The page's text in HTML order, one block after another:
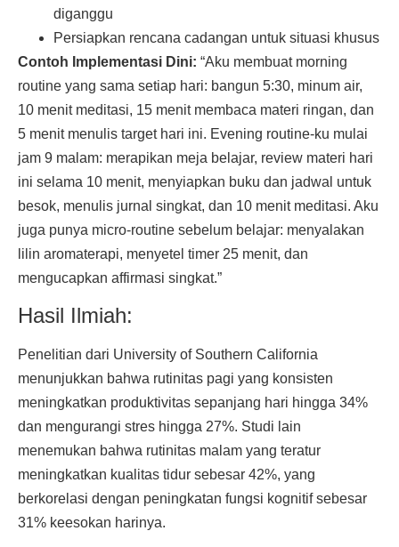
diganggu
Persiapkan rencana cadangan untuk situasi khusus
Contoh Implementasi Dini: “Aku membuat morning
routine yang sama setiap hari: bangun 5:30, minum air,
10 menit meditasi, 15 menit membaca materi ringan, dan
5 menit menulis target hari ini. Evening routine-ku mulai
jam 9 malam: merapikan meja belajar, review materi hari
ini selama 10 menit, menyiapkan buku dan jadwal untuk
besok, menulis jurnal singkat, dan 10 menit meditasi. Aku
juga punya micro-routine sebelum belajar: menyalakan
lilin aromaterapi, menyetel timer 25 menit, dan
mengucapkan affirmasi singkat.”
Hasil Ilmiah:
Penelitian dari University of Southern California
menunjukkan bahwa rutinitas pagi yang konsisten
meningkatkan produktivitas sepanjang hari hingga 34%
dan mengurangi stres hingga 27%. Studi lain
menemukan bahwa rutinitas malam yang teratur
meningkatkan kualitas tidur sebesar 42%, yang
berkorelasi dengan peningkatan fungsi kognitif sebesar
31% keesokan harinya.